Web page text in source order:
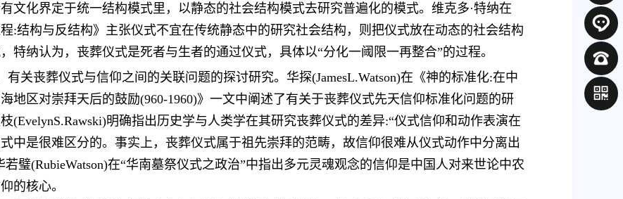
文化界定于统一结构模式里，以静态的社会结构模式去研究普遍化的模式。维克多·特纳在
程:结构与反结构》主张仪式不宜在传统静态中的研究社会结构，则把仪式放在动态的社会结构
特纳认为，丧葬仪式是死者与生者的通过仪式，具体以“分化一阈限一再整合”的过程。
有关丧葬仪式与信仰之间的关联问题的探讨研究。华探(JamesL.Watson)在《神的标准化:在中
地区对崇拜天后的鼓励(960-1960)》一文中阐述了有关于丧葬仪式先天信仰标准化问题的研
(EvelynS.Rawski)明确指出历史学与人类学在其研究丧葬仪式的差异:“仪式信仰和动作表演在
中是很难区分的。事实上，丧葬仪式属于祖先崇拜的范畴，故信仰很难从仪式动作中分离出
若璧(RubieWatson)在“华南墓祭仪式之政治”中指出多元灵魂观念的信仰是中国人对来世论中农
的核心。